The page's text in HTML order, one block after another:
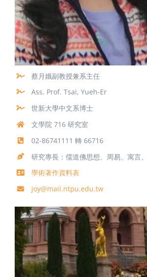
蔡月娥副教授兼系主任
Ass. Prof. Tsai, Yueh-Er
世新大學中文系博士
文學院 716 研究室
02-86741111 轉 66716
研究專長：儒道佛思想、周易、寓言
學術著作資料表
joy@mail.ntpu.edu.tw